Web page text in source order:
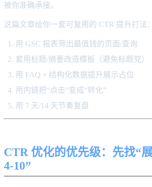
被你准确承接。
这篇文章给你一套可复用的 CTR 提升打法：
用 GSC 报表筛出最值钱的页面/查询
套用标题/摘要改造模板（避免标题党）
用 FAQ + 结构化数据提升展示占位
用内链把“点击”变成“转化”
用 7 天/14 天节奏复盘
CTR 优化的优先级：先找“
4-10”